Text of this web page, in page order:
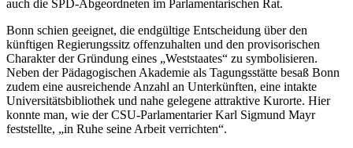
auch die SPD-Abgeordneten im Parlamentarischen Rat.
Bonn schien geeignet, die endgültige Entscheidung über den
künftigen Regierungssitz offenzuhalten und den provisorischen
Charakter der Gründung eines „Weststaates“ zu symbolisieren.
Neben der Pädagogischen Akademie als Tagungsstätte besaß Bonn
zudem eine ausreichende Anzahl an Unterkünften, eine intakte
Universitätsbibliothek und nahe gelegene attraktive Kurorte. Hier
konnte man, wie der CSU-Parlamentarier Karl Sigmund Mayr
feststellte, „in Ruhe seine Arbeit verrichten“.